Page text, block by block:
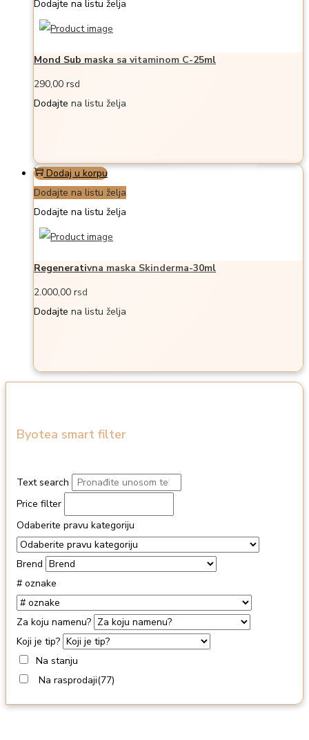
Dodajte na listu želja
Mond Sub maska sa vitaminom C-25ml
290,00 rsd
Dodajte na listu želja
Dodaj u korpu
Dodajte na listu želja
Dodajte na listu želja
Regenerativna maska Skinderma-30ml
2.000,00 rsd
Dodajte na listu želja
Byotea smart filter
Text search
Price filter
Odaberite pravu kategoriju
Brend
# oznake
Za koju namenu?
Koji je tip?
Na stanju
Na rasprodaji(77)